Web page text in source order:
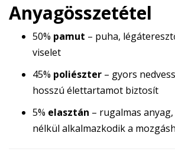
Anyagösszetétel
50% pamut – puha,
viselet
45% poliészter – gyors
hosszú élettartamot biztosít
5% elasztán – rugalmas
nélkül alkalmazkodik a